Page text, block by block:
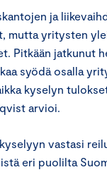
ja
mutta yritysten
Pitkään jatkunut
syödä osalla
kyselyn
arvioi.
vastasi
eri puolilta